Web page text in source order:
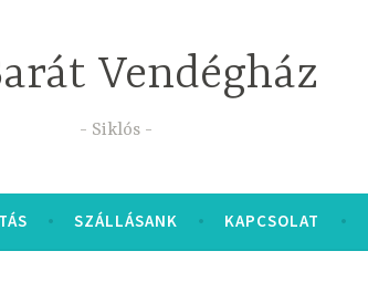
Vendégház
Siklós
SZÁLLÁSANK KAPCSOLAT